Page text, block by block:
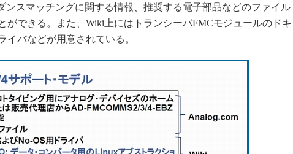
ンスマッチングに関する情報、推奨する電子部品などのファイル
ができる。また、Wiki上にはトランシーバFMCモジュールのドキ
イバなどが用意されている。